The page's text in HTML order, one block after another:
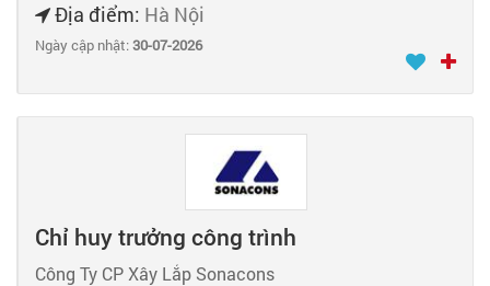
Địa điểm: Hà Nội
Ngày cập nhật:30-07-2026
Chỉ huy trưởng công trình
Công Ty CP Xây Lắp Sonacons